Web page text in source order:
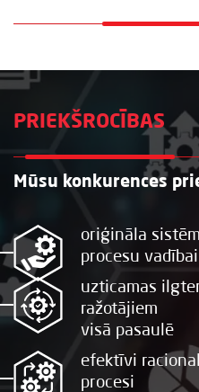
PRIEKŠROCĪBAS
Mūsu konkurences
oriģināla
procesu vadībai
uzticamas
ražotājiem
visā pasaulē
efektīvi
procesi